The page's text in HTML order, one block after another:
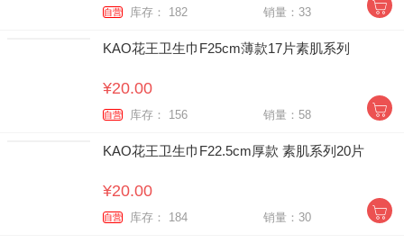
自营 库存： 182 销量：33
KAO花王卫生巾F25cm薄款17片素肌系列
¥20.00
自营 库存： 156 销量：58
KAO花王卫生巾F22.5cm厚款 素肌系列20片
¥20.00
自营 库存： 184 销量：30